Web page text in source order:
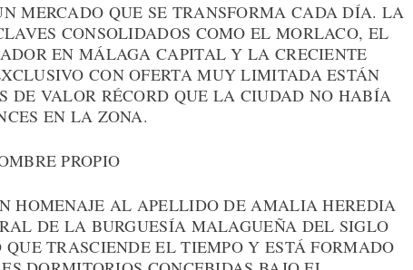
MERCADO QUE SE TRANSFORMA CADA DÍA. LA
CONSOLIDADOS COMO EL MORLACO, EL
EN MÁLAGA CAPITAL Y LA CRECIENTE
CON OFERTA MUY LIMITADA ESTÁN
DE VALOR RÉCORD QUE LA CIUDAD NO HABÍA
EN LA ZONA.
PROPIO
HOMENAJE AL APELLIDO DE AMALIA HEREDIA
DE LA BURGUESÍA MALAGUEÑA DEL SIGLO
TRASCIENDE EL TIEMPO Y ESTÁ FORMADO